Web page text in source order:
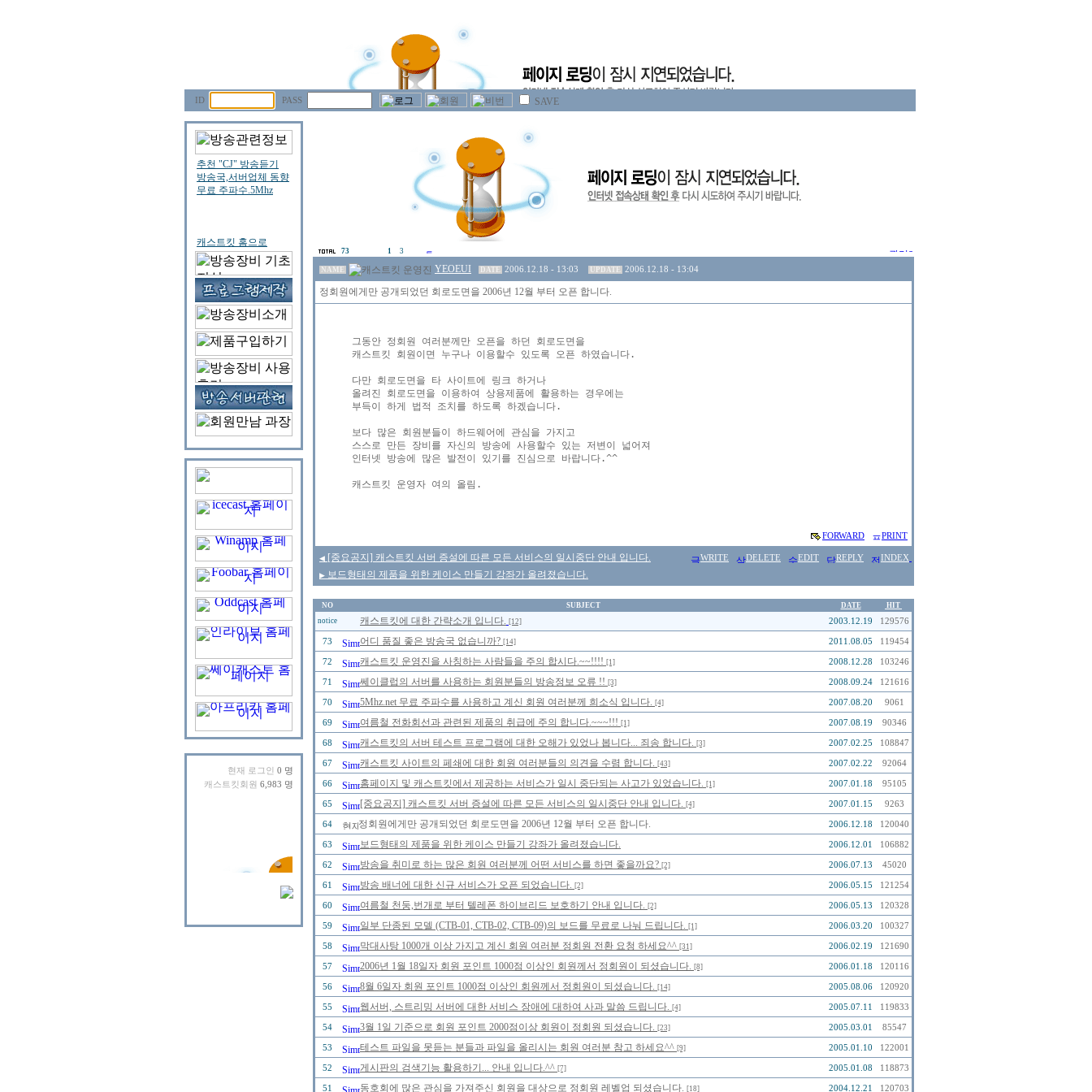
ID PASS SAVE
현재 로그인 0 명
캐스트킷회원 6,983 명
73 1 3
NAME YEOEUI DATE 2006.12.18 - 13:03 UPDATE 2006.12.18 - 13:04
정회원에게만 공개되었던 회로도면을 2006년 12월 부터 오픈 합니다.
그동안 정회원 여러분께만 오픈을 하던 회로도면을
캐스트킷 회원이면 누구나 이용할수 있도록 오픈 하였습니다.
다만 회로도면을 타 사이트에 링크 하거나
올려진 회로도면을 이용하여 상용제품에 활용하는 경우에는
부득이 하게 법적 조치를 하도록 하겠습니다.
보다 많은 회원분들이 하드웨어에 관심을 가지고
스스로 만든 장비를 자신의 방송에 사용할수 있는 저변이 넓어져
인터넷 방송에 많은 발전이 있기를 진심으로 바랍니다.^^
캐스트킷 운영자 여의 올림.
FORWARD PRINT
◀ [중요공지] 캐스트킷 서버 증설에 따른 모든 서비스의 일시중단 안내 입니다.
▶ 보드형태의 제품을 위한 케이스 만들기 강좌가 올려졌습니다.
WRITE DELETE EDIT REPLY INDEX
NO SUBJECT DATE
HIT
notice
캐스트킷에 대한 간략소개 입니다. [12] 2003.12.19 129576
73 어디 품질 좋은 방송국 없습니까? [14] 2011.08.05 119454
72 캐스트킷 운영진을 사칭하는 사람들을 주의 합시다.~~!!!! [1] 2008.12.28 103246
71 쎄이클럽의 서버를 사용하는 회원분들의 방송정보 오류 !! [3] 2008.09.24 121616
70 5Mhz.net 무료 주파수를 사용하고 계신 회원 여러분께 희소식 입니다. [4] 2007.08.20 9061
69 여름철 전화회선과 관련된 제품의 취급에 주의 합니다.~~~!!! [1] 2007.08.19 90346
68 캐스트킷의 서버 테스트 프로그램에 대한 오해가 있었나 봅니다... 죄송 합니다. [3] 2007.02.25 108847
67 캐스트킷 사이트의 페쇄에 대한 회원 여러분들의 의견을 수렴 합니다. [43] 2007.02.22 92064
66 홈페이지 및 캐스트킷에서 제공하는 서비스가 일시 중단되는 사고가 있었습니다. [1] 2007.01.18 95105
65 [중요공지] 캐스트킷 서버 증설에 따른 모든 서비스의 일시중단 안내 입니다. [4] 2007.01.15 9263
64 정회원에게만 공개되었던 회로도면을 2006년 12월 부터 오픈 합니다. 2006.12.18 120040
63 보드형태의 제품을 위한 케이스 만들기 강좌가 올려졌습니다. 2006.12.01 106882
62 방송을 취미로 하는 많은 회원 여러분께 어떤 서비스를 하면 좋을까요? [2] 2006.07.13 45020
61 방송 배너에 대한 신규 서비스가 오픈 되었습니다. [2] 2006.05.15 121254
60 여름철 천둥,번개로 부터 텔레폰 하이브리드 보호하기 안내 입니다. [2] 2006.05.13 120328
59 일부 단종된 모델 (CTB-01, CTB-02, CTB-09)의 보드를 무료로 나눠 드립니다. [1] 2006.03.20 100327
58 막대사탕 1000개 이상 가지고 계신 회원 여러분 정회원 전환 요청 하세요^^ [31] 2006.02.19 121690
57 2006년 1월 18일자 회원 포인트 1000점 이상인 회원께서 정회원이 되셨습니다. [8] 2006.01.18 120116
56 8월 6일자 회원 포인트 1000점 이상인 회원께서 정회원이 되셨습니다. [14] 2005.08.06 120920
55 웹서버, 스트리밍 서버에 대한 서비스 장애에 대하여 사과 말씀 드립니다. [4] 2005.07.11 119833
54 3월 1일 기준으로 회원 포인트 2000점이상 회원이 정회원 되셨습니다. [23] 2005.03.01 85547
53 테스트 파일을 못듣는 분들과 파일을 올리시는 회원 여러분 참고 하세요^^ [9] 2005.01.10 122001
52 게시판의 검색기능 활용하기... 안내 입니다.^^ [7] 2005.01.08 118873
51 동호회에 많은 관심을 가져주신 회원을 대상으로 정회원 레벨업 되셨습니다. [18] 2004.12.21 120703